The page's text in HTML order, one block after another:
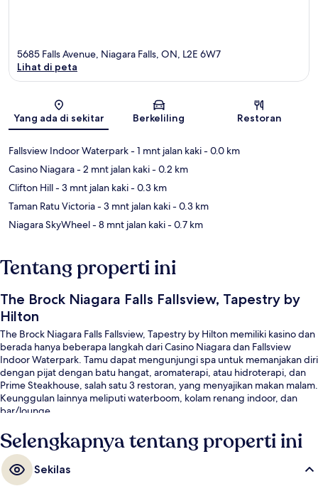
Peta
5685 Falls Avenue, Niagara Falls, ON, L2E 6W7
Lihat di peta
Yang ada di sekitar Berkeliling Restoran
Fallsview Indoor Waterpark- 1 mnt jalan kaki- 0.0 km
Casino Niagara- 2 mnt jalan kaki- 0.2 km
Clifton Hill- 3 mnt jalan kaki- 0.3 km
Taman Ratu Victoria- 3 mnt jalan kaki- 0.3 km
Niagara SkyWheel- 8 mnt jalan kaki- 0.7 km
Tentang properti ini
The Brock Niagara Falls Fallsview, Tapestry by
Hilton
The Brock Niagara Falls Fallsview, Tapestry by Hilton memiliki kasino dan
berada hanya beberapa langkah dari Casino Niagara dan Fallsview
Indoor Waterpark. Tamu dapat mengunjungi spa untuk memanjakan diri
dengan pijat dengan batu hangat, aromaterapi, atau hidroterapi, dan
Prime Steakhouse, salah satu 3 restoran, yang menyajikan makan malam.
Keunggulan lainnya meliputi waterboom, kolam renang indoor, dan
bar/lounge.
Selengkapnya tentang properti ini
Sekilas